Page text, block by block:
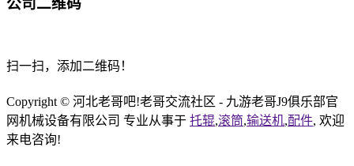
公司二维码
扫一扫，添加二维码！
Copyright © 河北老哥吧!老哥交流社区 - 九游老哥J9俱乐部官
网机械设备有限公司 专业从事于 托辊,滚筒,输送机,配件, 欢迎
来电咨询!